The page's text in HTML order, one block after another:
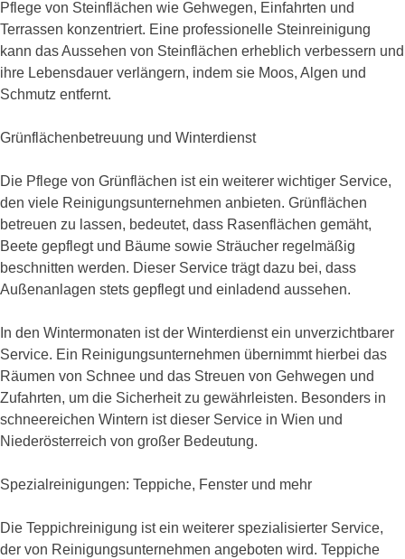
Pflege von Steinflächen wie Gehwegen, Einfahrten und
Terrassen konzentriert. Eine professionelle Steinreinigung
kann das Aussehen von Steinflächen erheblich verbessern und
ihre Lebensdauer verlängern, indem sie Moos, Algen und
Schmutz entfernt.
Grünflächenbetreuung und Winterdienst
Die Pflege von Grünflächen ist ein weiterer wichtiger Service,
den viele Reinigungsunternehmen anbieten. Grünflächen
betreuen zu lassen, bedeutet, dass Rasenflächen gemäht,
Beete gepflegt und Bäume sowie Sträucher regelmäßig
beschnitten werden. Dieser Service trägt dazu bei, dass
Außenanlagen stets gepflegt und einladend aussehen.
In den Wintermonaten ist der Winterdienst ein unverzichtbarer
Service. Ein Reinigungsunternehmen übernimmt hierbei das
Räumen von Schnee und das Streuen von Gehwegen und
Zufahrten, um die Sicherheit zu gewährleisten. Besonders in
schneereichen Wintern ist dieser Service in Wien und
Niederösterreich von großer Bedeutung.
Spezialreinigungen: Teppiche, Fenster und mehr
Die Teppichreinigung ist ein weiterer spezialisierter Service,
der von Reinigungsunternehmen angeboten wird. Teppiche